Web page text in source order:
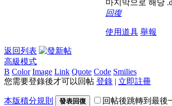
마지막으로 해당
回復
使用道具 舉報
返回列表
高級模式
B Color Image Link Quote Code Smilies
您需要登錄後才可以回帖 登錄 | 立即註冊
本版積分規則 發表回復 回帖後跳轉到最後